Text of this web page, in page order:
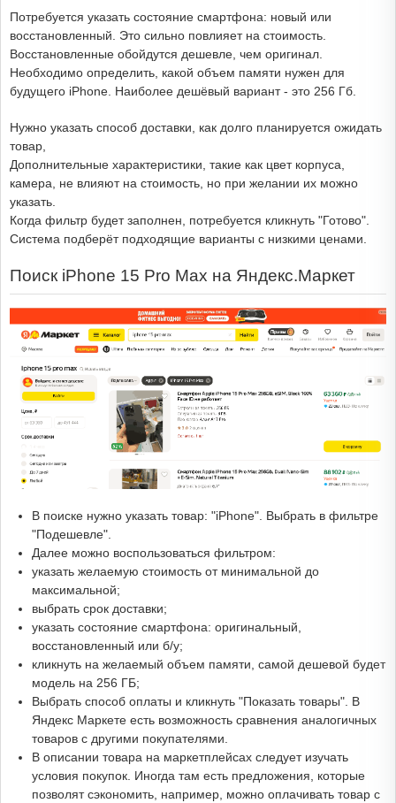
Потребуется указать состояние смартфона: новый или
восстановленный. Это сильно повлияет на стоимость.
Восстановленные обойдутся дешевле, чем оригинал.
Необходимо определить, какой объем памяти нужен для
будущего iPhone. Наиболее дешёвый вариант - это 256 Гб.
Нужно указать способ доставки, как долго планируется ожидать
товар,
Дополнительные характеристики, такие как цвет корпуса,
камера, не влияют на стоимость, но при желании их можно
указать.
Когда фильтр будет заполнен, потребуется кликнуть "Готово".
Система подберёт подходящие варианты с низкими ценами.
Поиск iPhone 15 Pro Max на Яндекс.Маркет
В поиске нужно указать товар: "iPhone". Выбрать в фильтре
"Подешевле".
Далее можно воспользоваться фильтром:
указать желаемую стоимость от минимальной до
максимальной;
выбрать срок доставки;
указать состояние смартфона: оригинальный,
восстановленный или б/у;
кликнуть на желаемый объем памяти, самой дешевой будет
модель на 256 ГБ;
Выбрать способ оплаты и кликнуть "Показать товары". В
Яндекс Маркете есть возможность сравнения аналогичных
товаров с другими покупателями.
В описании товара на маркетплейсах следует изучать
условия покупок. Иногда там есть предложения, которые
позволят сэкономить, например, можно оплачивать товар с